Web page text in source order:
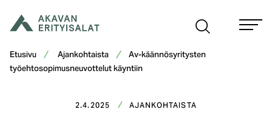
sisältöön
Etusivu Ajankohtaista
Av-käännösyritysten
työehtosopimusneuvottelut käyntiin
2.4.2025 AJANKOHTAISTA